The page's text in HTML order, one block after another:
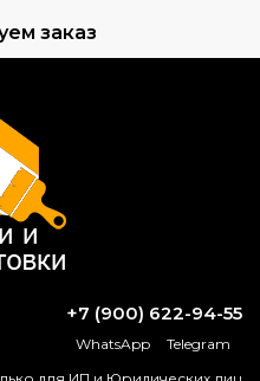
ОТВЕТ
+7 (900) 622-94-55
WhatsApp
Telegram